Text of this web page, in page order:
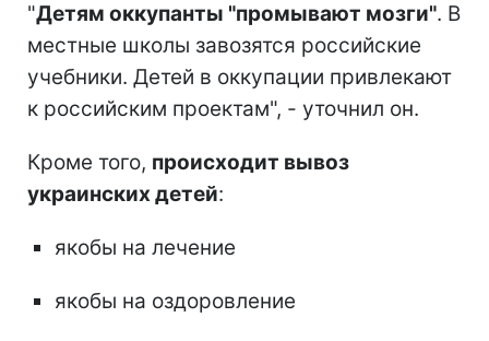
"Детям оккупанты "промывают мозги". В
местные школы завозятся российские
учебники. Детей в оккупации привлекают
к российским проектам", - уточнил он.
Кроме того, происходит вывоз
украинских детей:
якобы на лечение
якобы на оздоровление